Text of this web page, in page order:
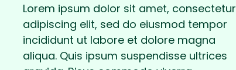
Lorem ipsum dolor sit amet, consectetur
adipiscing elit, sed do eiusmod tempor
incididunt ut labore et dolore magna
aliqua. Quis ipsum suspendisse ultrices